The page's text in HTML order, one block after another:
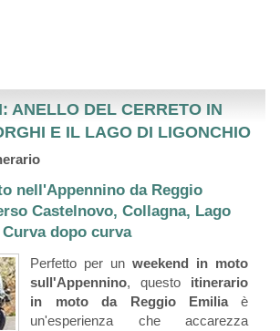
ANELLO DEL CERRETO IN
E IL LAGO DI LIGONCHIO
nell'Appennino da Reggio
Castelnovo, Collagna, Lago
dopo curva
Perfetto per unweekend in moto
sull'Appennino, questo itinerario
in moto da Reggio Emiliaè
un'esperienza che accarezza